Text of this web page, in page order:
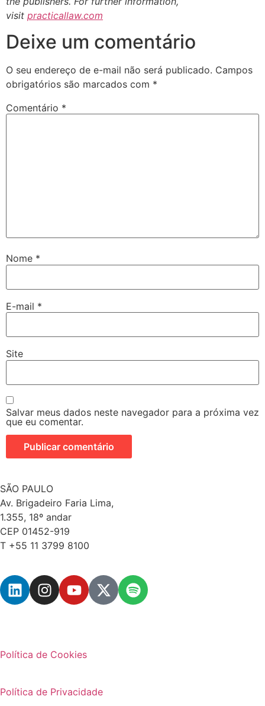
visit practicallaw.com
Deixe um comentário
O seu endereço de e-mail não será publicado. Campos
obrigatórios são marcados com *
Comentário *
Nome *
E-mail *
Site
Salvar meus dados neste navegador para a próxima vez
que eu comentar.
SÃO PAULO
Av. Brigadeiro Faria Lima,
1.355, 18º andar
CEP 01452-919
T +55 11 3799 8100
Política de Cookies
Política de Privacidade